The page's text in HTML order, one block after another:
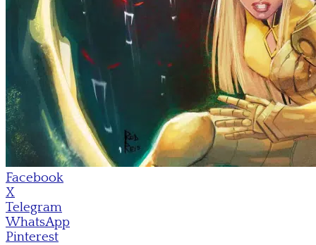
Facebook
X
Telegram
WhatsApp
Pinterest